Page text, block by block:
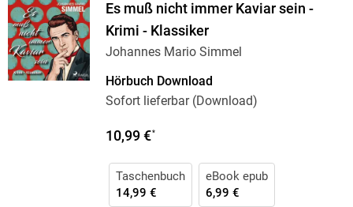
Es muß nicht immer Kaviar sein -
Krimi - Klassiker
Johannes Mario Simmel
Hörbuch Download
Sofort lieferbar (Download)
10,99 €*
Taschenbuch
14,99 €
eBook epub
6,99 €